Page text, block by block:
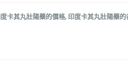
卡其丸壯陽藥的價格,印度卡其丸壯陽藥